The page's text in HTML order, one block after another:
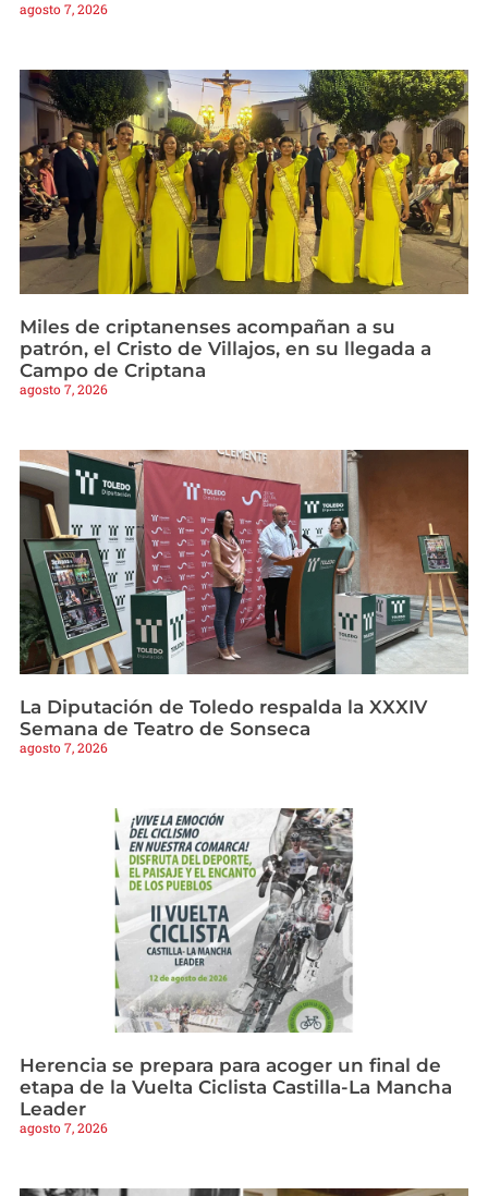
agosto 7, 2026
Miles de criptanenses acompañan a su
patrón, el Cristo de Villajos, en su llegada a
Campo de Criptana
agosto 7, 2026
La Diputación de Toledo respalda la XXXIV
Semana de Teatro de Sonseca
agosto 7, 2026
Herencia se prepara para acoger un final de
etapa de la Vuelta Ciclista Castilla-La Mancha
Leader
agosto 7, 2026